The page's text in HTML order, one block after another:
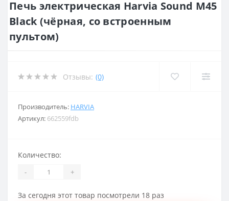
Печь электрическая Harvia Sound M45
Black (чёрная, со встроенным
пультом)
Отзывы: (0)
Производитель: HARVIA
Артикул: 662559fdb
Количество:
- +
За сегодня этот товар посмотрели 18 раз